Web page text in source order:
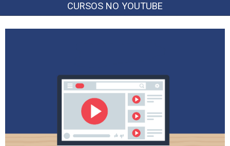
CURSOS NO YOUTUBE